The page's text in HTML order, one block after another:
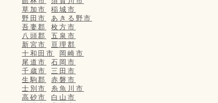
草加市
稲城市
野田市
あきる野市
吾妻郡
枚方市
八頭郡
五泉市
新宮市
亘理郡
十和田市
岡崎市
尾道市
石岡市
千歳市
三田市
生駒郡
赤磐市
士別市
糸魚川市
高砂市
白山市